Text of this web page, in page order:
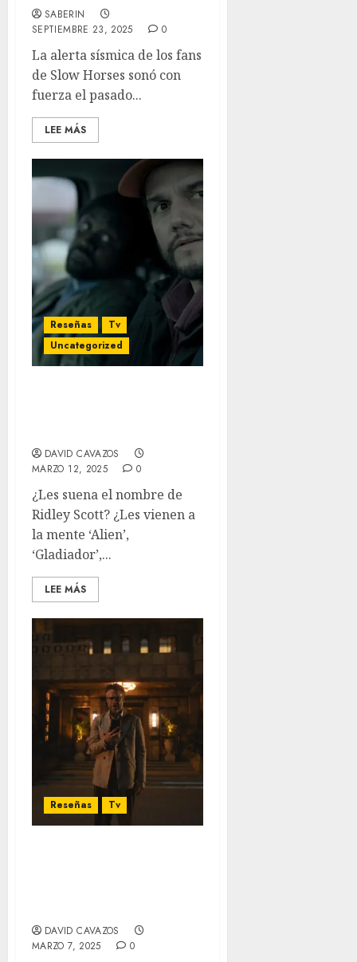
SABERIN
SEPTIEMBRE 23, 2025
0
La alerta sísmica de los fans
de Slow Horses sonó con
fuerza el pasado...
LEE MÁS
Reseñas
Tv
Uncategorized
DAVID CAVAZOS
MARZO 12, 2025
0
¿Les suena el nombre de
Ridley Scott? ¿Les vienen a
la mente ‘Alien’,
‘Gladiador’,...
LEE MÁS
Reseñas Tv
DAVID CAVAZOS
MARZO 7, 2025
0